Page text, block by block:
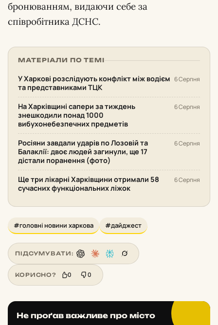
бронюванням, видаючи себе за
співробітника ДСНС.
МАТЕРІАЛИ ПО ТЕМІ
У Харкові розслідують конфлікт між водієм
та представниками ТЦК
6 Серпня
На Харківщині сапери за тиждень
знешкодили понад 1000
вибухонебезпечних предметів
6 Серпня
Росіяни завдали ударів по Лозовій та
Балаклії: двоє людей загинули, ще 17
дістали поранення (фото)
6 Серпня
Ще три лікарні Харківщини отримали 58
сучасних функціональних ліжок
6 Серпня
#головні новини харкова #дайджест
ПІДСУМУВАТИ:
КОРИСНО? 0 0
Не проґав важливе про місто